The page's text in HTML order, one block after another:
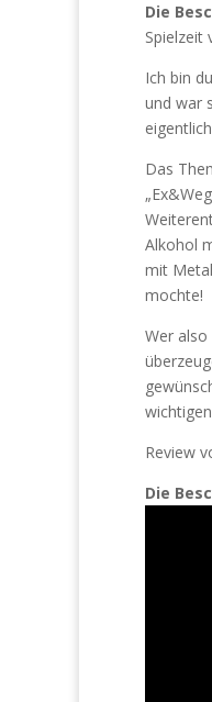
Die
Spielzeit
Ich bin
und war
Das
Alkohol
mit
mochte!
Wer
Review
Die